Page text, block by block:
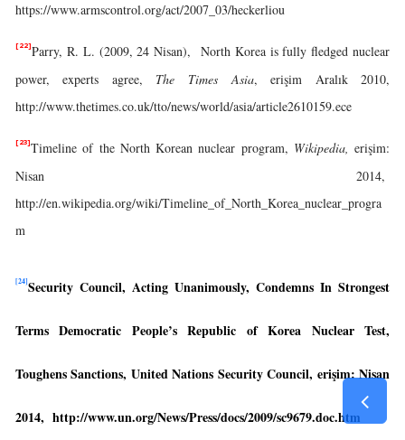
https://www.armscontrol.org/act/2007_03/heckerliou
[22] Parry, R. L. (2009, 24 Nisan), North Korea is fully fledged nuclear
power, experts agree, The Times Asia, erişim Aralık 2010,
http://www.thetimes.co.uk/tto/news/world/asia/article2610159.ece
[23] Timeline of the North Korean nuclear program, Wikipedia, erişim:
Nisan 2014,
http://en.wikipedia.org/wiki/Timeline_of_North_Korea_nuclear_progra
m
[24]Security Council, Acting Unanimously, Condemns In Strongest
Terms Democratic People’s Republic of Korea Nuclear Test,
Toughens Sanctions, United Nations Security Council, erişim: Nisan
2014, http://www.un.org/News/Press/docs/2009/sc9679.doc.htm